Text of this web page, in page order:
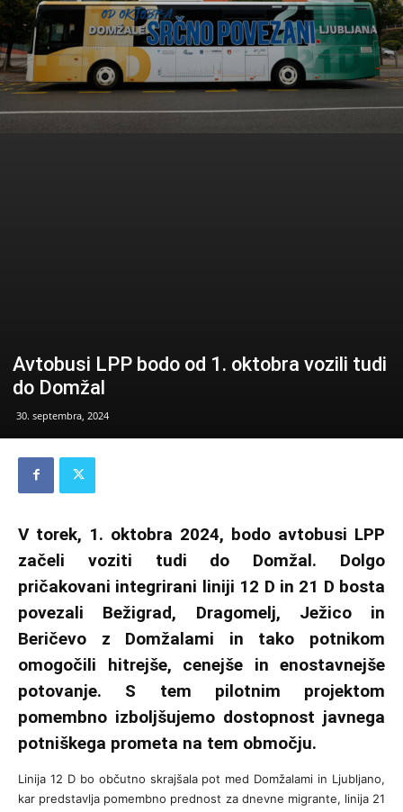
Avtobusi LPP bodo od 1. oktobra vozili tudi
do Domžal
30. septembra, 2024
V torek, 1. oktobra 2024, bodo avtobusi LPP
začeli voziti tudi do Domžal. Dolgo
pričakovani integrirani liniji 12 D in 21 D bosta
povezali Bežigrad, Dragomelj, Ježico in
Beričevo z Domžalami in tako potnikom
omogočili hitrejše, cenejše in enostavnejše
potovanje. S tem pilotnim projektom
pomembno izboljšujemo dostopnost javnega
potniškega prometa na tem območju.
Linija 12 D bo občutno skrajšala pot med Domžalami in Ljubljano,
kar predstavlja pomembno prednost za dnevne migrante, linija 21